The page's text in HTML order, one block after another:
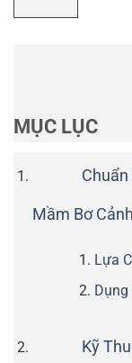
MỤC LỤC
Chuẩn
Mầm Bơ Cảnh
Lựa
Dụng
Kỹ